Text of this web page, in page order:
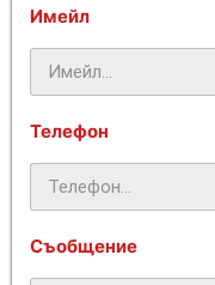
Имейл
Телефон
Съобщение